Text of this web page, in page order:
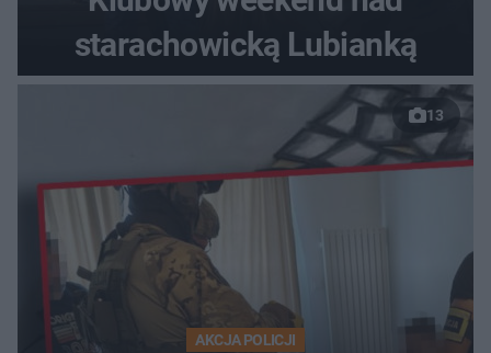
starachowicką Lubianką
13
AKCJA POLICJI